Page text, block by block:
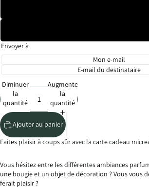
Envoyer à
Mon e-mail
E-mail du destinataire
Diminuer
la
quantité
Augmenter
la
quantité
Ajouter au panier
Faites plaisir à coups sûr avec la carte cadeau
Vous hésitez entre les différentes ambiances
une bougie et un objet de décoration ? Vous vous
ferait plaisir ?